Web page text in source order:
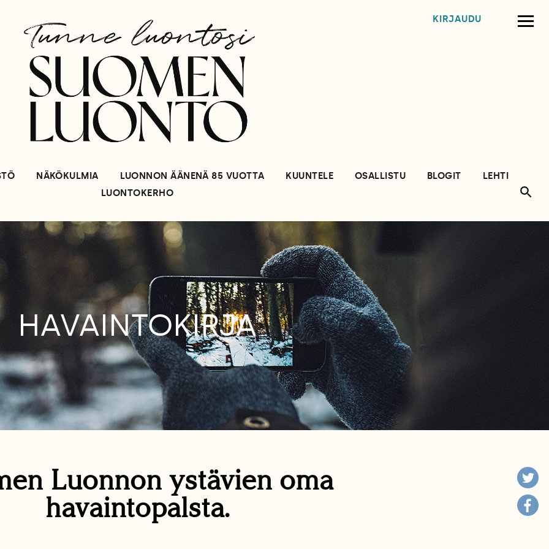
KIRJAUDU
NÄKÖKULMIA LUONNON ÄÄNENÄ 85 VUOTTA KUUNTELE OSALLISTU BLOGIT
LEHTI
LUONTOKERHO
HAVAINTOKIRJA
Luonnon ystävien oma
havaintopalsta.